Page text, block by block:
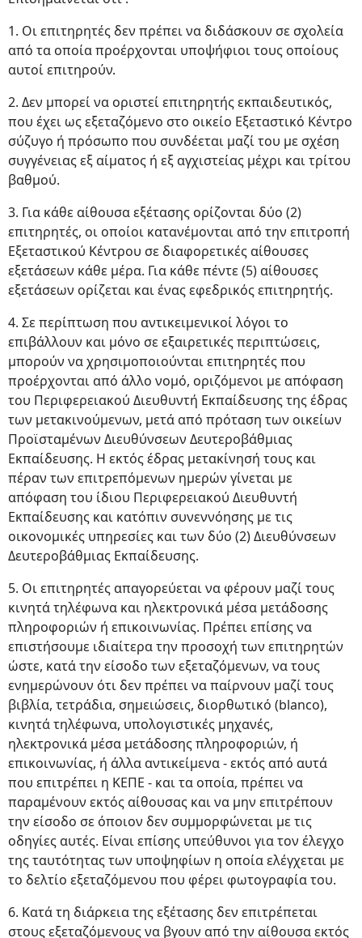
1. Οι επιτηρητές δεν πρέπει να διδάσκουν σε σχολεία
από τα οποία προέρχονται υποψήφιοι τους οποίους
αυτοί επιτηρούν.
2. Δεν μπορεί να οριστεί επιτηρητής εκπαιδευτικός,
που έχει ως εξεταζόμενο στο οικείο Εξεταστικό Κέντρο
σύζυγο ή πρόσωπο που συνδέεται μαζί του με σχέση
συγγένειας εξ αίματος ή εξ αγχιστείας μέχρι και τρίτου
βαθμού.
3. Για κάθε αίθουσα εξέτασης ορίζονται δύο (2)
επιτηρητές, οι οποίοι κατανέμονται από την επιτροπή
Εξεταστικού Κέντρου σε διαφορετικές αίθουσες
εξετάσεων κάθε μέρα. Για κάθε πέντε (5) αίθουσες
εξετάσεων ορίζεται και ένας εφεδρικός επιτηρητής.
4. Σε περίπτωση που αντικειμενικοί λόγοι το
επιβάλλουν και μόνο σε εξαιρετικές περιπτώσεις,
μπορούν να χρησιμοποιούνται επιτηρητές που
προέρχονται από άλλο νομό, οριζόμενοι με απόφαση
του Περιφερειακού Διευθυντή Εκπαίδευσης της έδρας
των μετακινούμενων, μετά από πρόταση των οικείων
Προϊσταμένων Διευθύνσεων Δευτεροβάθμιας
Εκπαίδευσης. Η εκτός έδρας μετακίνησή τους και
πέραν των επιτρεπόμενων ημερών γίνεται με
απόφαση του ίδιου Περιφερειακού Διευθυντή
Εκπαίδευσης και κατόπιν συνεννόησης με τις
οικονομικές υπηρεσίες και των δύο (2) Διευθύνσεων
Δευτεροβάθμιας Εκπαίδευσης.
5. Οι επιτηρητές απαγορεύεται να φέρουν μαζί τους
κινητά τηλέφωνα και ηλεκτρονικά μέσα μετάδοσης
πληροφοριών ή επικοινωνίας. Πρέπει επίσης να
επιστήσουμε ιδιαίτερα την προσοχή των επιτηρητών
ώστε, κατά την είσοδο των εξεταζόμενων, να τους
ενημερώνουν ότι δεν πρέπει να παίρνουν μαζί τους
βιβλία, τετράδια, σημειώσεις, διορθωτικό (blanco),
κινητά τηλέφωνα, υπολογιστικές μηχανές,
ηλεκτρονικά μέσα μετάδοσης πληροφοριών, ή
επικοινωνίας, ή άλλα αντικείμενα - εκτός από αυτά
που επιτρέπει η ΚΕΠΕ - και τα οποία, πρέπει να
παραμένουν εκτός αίθουσας και να μην επιτρέπουν
την είσοδο σε όποιον δεν συμμορφώνεται με τις
οδηγίες αυτές. Είναι επίσης υπεύθυνοι για τον έλεγχο
της ταυτότητας των υποψηφίων η οποία ελέγχεται με
το δελτίο εξεταζόμενου που φέρει φωτογραφία του.
6. Κατά τη διάρκεια της εξέτασης δεν επιτρέπεται
στους εξεταζόμενους να βγουν από την αίθουσα εκτός